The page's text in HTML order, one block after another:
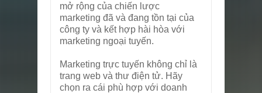
mở rộng của chiến lược
marketing đã và đang tồn tại của
công ty và kết hợp hài hòa với
marketing ngoại tuyến.
Marketing trực tuyến không chỉ là
trang web và thư điện tử. Hãy
chọn ra cái phù hợp với doanh